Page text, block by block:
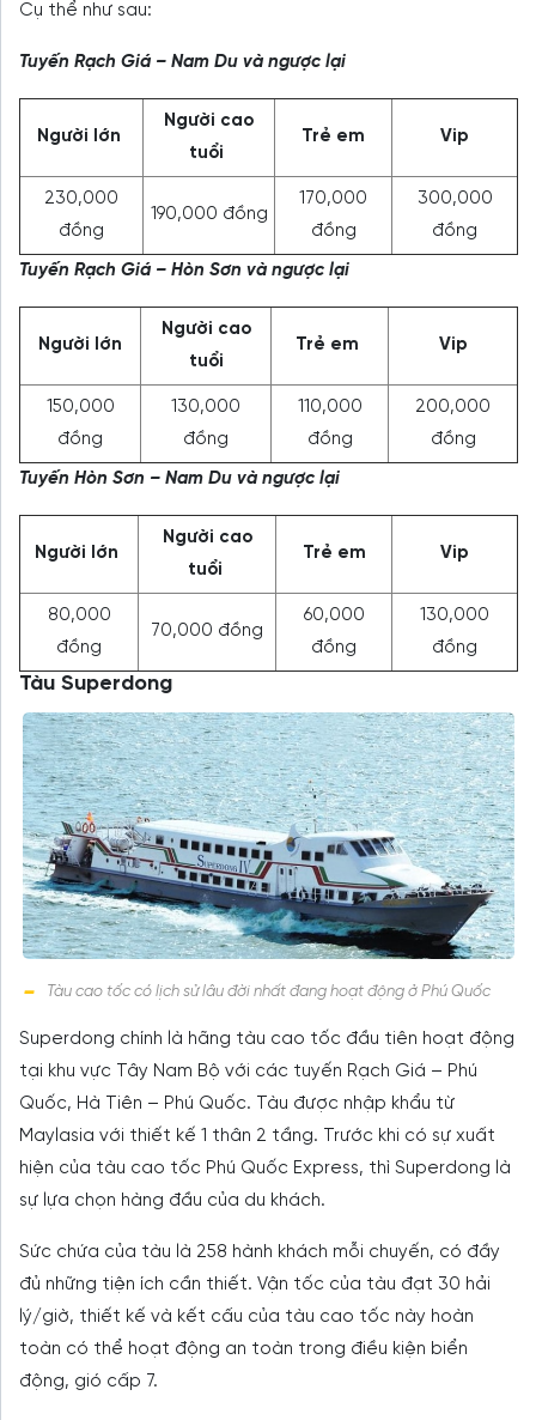
Cụ thể như sau:
Tuyến Rạch Giá – Nam Du và ngược lại
Người lớn
Người cao
tuổi
Trẻ em Vip
230,000
đồng
190,000 đồng
170,000
đồng
300,000
đồng
Tuyến Rạch Giá – Hòn Sơn và ngược lại
Người lớn
Người cao
tuổi
Trẻ em Vip
150,000
đồng
130,000
đồng
110,000
đồng
200,000
đồng
Tuyến Hòn Sơn – Nam Du và ngược lại
Người lớn
Người cao
tuổi
Trẻ em Vip
80,000
đồng
70,000 đồng
60,000
đồng
130,000
đồng
Tàu Superdong
Tàu cao tốc có lịch sử lâu đời nhất đang hoạt động ở Phú Quốc
Superdong chính là hãng tàu cao tốc đầu tiên hoạt động
tại khu vực Tây Nam Bộ với các tuyến Rạch Giá – Phú
Quốc, Hà Tiên – Phú Quốc. Tàu được nhập khẩu từ
Maylasia với thiết kế 1 thân 2 tầng. Trước khi có sự xuất
hiện của tàu cao tốc Phú Quốc Express, thì Superdong là
sự lựa chọn hàng đầu của du khách.
Sức chứa của tàu là 258 hành khách mỗi chuyến, có đầy
đủ những tiện ích cần thiết. Vận tốc của tàu đạt 30 hải
lý/giờ, thiết kế và kết cấu của tàu cao tốc này hoàn
toàn có thể hoạt động an toàn trong điều kiện biển
động, gió cấp 7.